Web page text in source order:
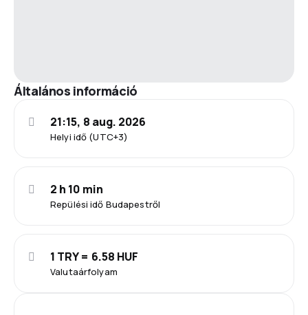
Általános információ
Helyi idő (UTC+3)
21:15, 8 aug. 2026
Repülési idő Budapestről
2 h 10 min
Valutaárfolyam
1 TRY = 6.58 HUF